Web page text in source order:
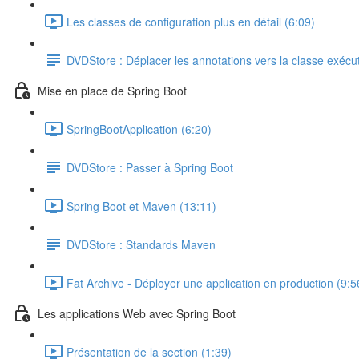
Les classes de configuration plus en détail (6:09)
DVDStore : Déplacer les annotations vers la classe
Mise en place de Spring Boot
SpringBootApplication (6:20)
DVDStore : Passer à Spring Boot
Spring Boot et Maven (13:11)
DVDStore : Standards Maven
Fat Archive - Déployer une application en production
Les applications Web avec Spring Boot
Présentation de la section (1:39)